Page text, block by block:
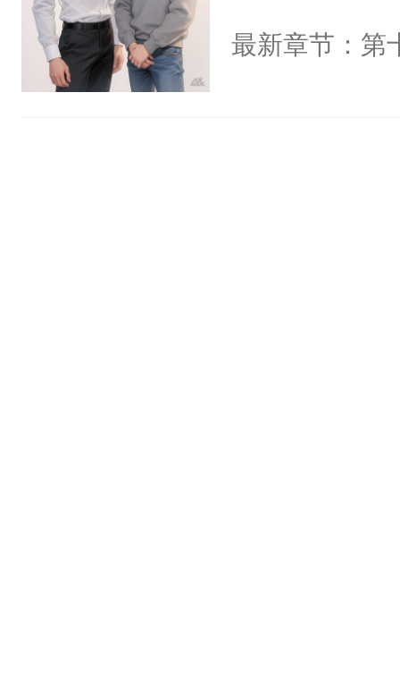
最新章节：第